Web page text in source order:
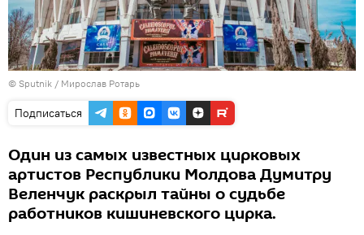
© Sputnik / Мирослав Ротарь
Подписаться
Один из самых известных цирковых
артистов Республики Молдова Думитру
Веленчук раскрыл тайны о судьбе
работников кишиневского цирка.